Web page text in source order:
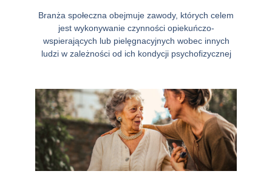
Branża społeczna obejmuje zawody, których celem
jest wykonywanie czynności opiekuńczo-
wspierających lub pielęgnacyjnych wobec innych
ludzi w zależności od ich kondycji psychofizycznej